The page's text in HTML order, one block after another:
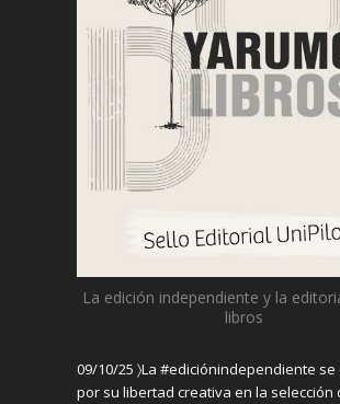
La edición independiente y la
libros
09/10/25 〉La #ediciónindependiente se
por su libertad creativa en la selección